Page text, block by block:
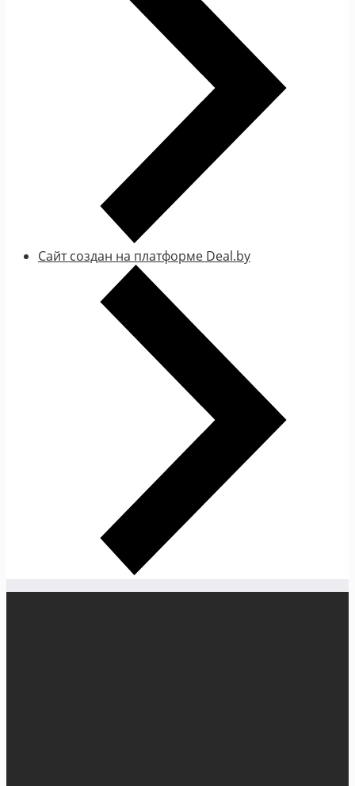
Сайт создан на платформе Deal.by